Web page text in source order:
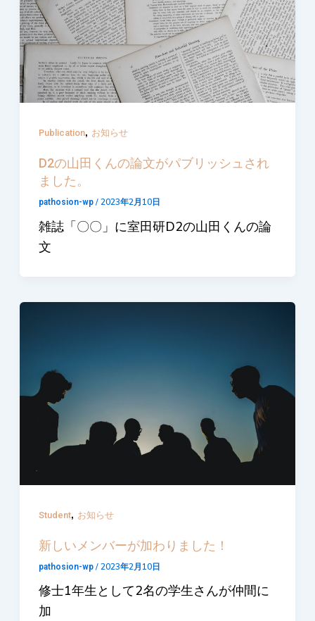
Publication, お知らせ
D2の山田くんの論文がパブリッシュされ
ました。
pathosion-wp /2023年2月10日
雑誌「〇〇」に室田研D2の山田くんの論
文
Student, お知らせ
新しいメンバーが加わりました！
pathosion-wp /2023年2月10日
修士1年生として2名の学生さんが仲間に
加